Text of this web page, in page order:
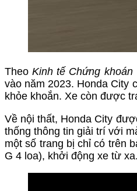
TheoKinh tế Chứng khoán
vào năm 2023. Honda City
khỏe khoắn. Xe còn được
Về nội thất, Honda City
thống thông tin giải trí với
một số trang bị chỉ có trên
G 4 loa), khởi động xe từ xa.